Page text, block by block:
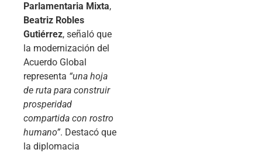
Parlamentaria Mixta,
Beatriz Robles
Gutiérrez, señaló que
la modernización del
Acuerdo Global
representa “una hoja
de ruta para construir
prosperidad
compartida con rostro
humano”. Destacó que
la diplomacia